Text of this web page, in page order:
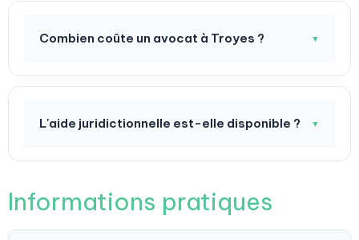
Combien coûte un avocat à Troyes ? ▼
L'aide juridictionnelle est-elle disponible ? ▼
Informations pratiques